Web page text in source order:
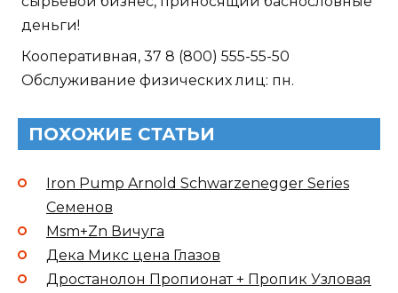
деньги!
Кооперативная, 37 8 (800) 555-55-50
Обслуживание физических лиц: пн.
ПОХОЖИЕ СТАТЬИ
Iron Pump Arnold Schwarzenegger Series
Семенов
Msm+Zn Вичуга
Дека Микс цена Глазов
Дростанолон Пропионат + Пропик Узловая